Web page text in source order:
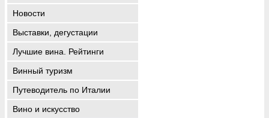
Новости
Выставки, дегустации
Лучшие вина. Рейтинги
Винный туризм
Путеводитель по Италии
Вино и искусство